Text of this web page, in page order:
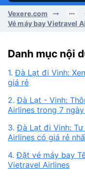
Vexere.com
Vé máy bay Vietravel
Danh mục nội
1.Đà Lạt đi Vinh:
giá rẻ
2.Đà Lạt - Vinh:
Airlines trong 7
3.Đà Lạt đi Vinh:
Airlines có giá rẻ
4.Đặt vé máy bay
Vietravel Airlines